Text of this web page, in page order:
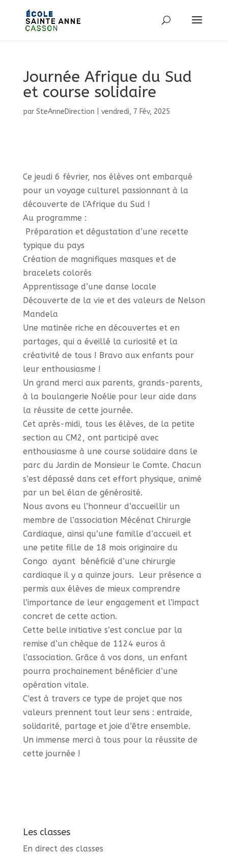
Journée Afrique du Sud
et course solidaire
par SteAnneDirection vendredi, 7 Fév, 2025
Ce jeudi 6 février, nos élèves ont embarqué
pour un voyage culturel passionnant à la
découverte de l’Afrique du Sud !
Au programme :
️ Préparation et dégustation d’une recette
typique du pays
Création de magnifiques masques et de
bracelets colorés
Apprentissage d’une danse locale
Découverte de la vie et des valeurs de Nelson
Mandela
Une matinée riche en découvertes et en
partages, qui a éveillé la curiosité et la
créativité de tous ! Bravo aux enfants pour
leur enthousiasme !
Un grand merci aux parents, grands-parents,
à la boulangerie Noélie pour leur aide dans
la réussite de cette journée.
Cet après-midi, tous les élèves, de la petite
section au CM2, ont participé avec
enthousiasme à une course solidaire dans le
parc du Jardin de Monsieur le Comte. Chacun
s’est dépassé dans cet effort physique, animé
par un bel élan de générosité.
Nous avons eu l’honneur d’accueillir un
membre de l’association Mécénat Chirurgie
Cardiaque, ainsi qu’une famille d’accueil et
une petite fille de 18 mois originaire du
Congo ayant bénéficié d’une chirurgie
cardiaque il y a quinze jours. Leur présence a
permis aux élèves de mieux comprendre
l’importance de leur engagement et l’impact
concret de cette action.
Cette belle initiative s’est conclue par la
remise d’un chèque de 1124 euros à
l’association. Grâce à vos dons, un enfant
pourra prochainement bénéficier d’une
opération vitale.
C’est à travers ce type de projet que nos
valeurs prennent tout leur sens : entraide,
solidarité, partage et joie d’être ensemble.
Un immense merci à tous pour la réussite de
cette journée !
Les classes
En direct des classes